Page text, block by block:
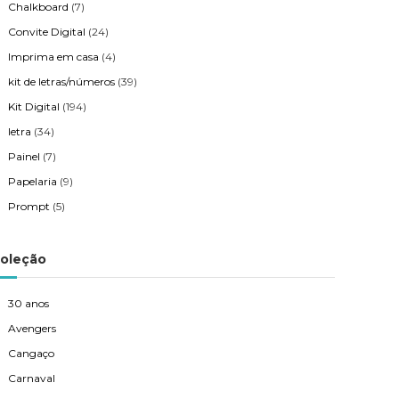
Chalkboard (7)
Convite Digital (24)
Imprima em casa (4)
kit de letras/números (39)
Kit Digital (194)
letra (34)
Painel (7)
Papelaria (9)
Prompt (5)
30 anos
Avengers
Cangaço
Carnaval